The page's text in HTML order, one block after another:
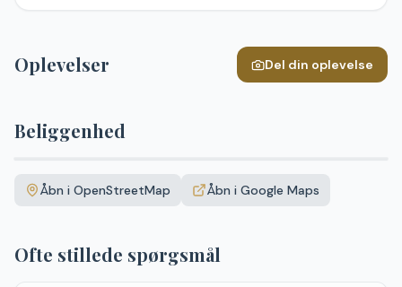
Oplevelser Del din oplevelse
Beliggenhed
+Åbn i OpenStreetMap Åbn i Google Maps
Ofte stillede spørgsmål